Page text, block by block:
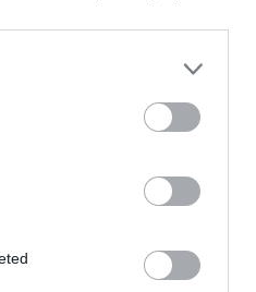
hogyan lehet honlap optimalizálás
Google-helyezést javítani.
Releváns tartalom: - Új
optimalizációs tuning a
találatok között a kereső
optimalizálás és linképítés